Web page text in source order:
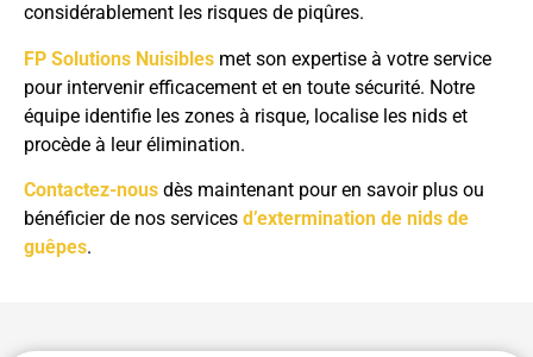
considérablement les risques de piqûres.
FP Solutions Nuisibles met son expertise à votre service
pour intervenir efficacement et en toute sécurité. Notre
équipe identifie les zones à risque, localise les nids et
procède à leur élimination.
Contactez-nous dès maintenant pour en savoir plus ou
bénéficier de nos services d’extermination de nids de
guêpes.